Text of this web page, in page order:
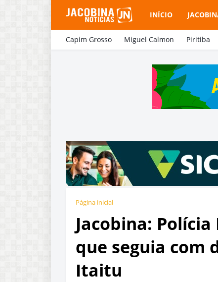
INÍCIO
Capim Grosso Miguel Calmon Piritiba
Página inicial
Jacobina:
que seguia com
Itaitu